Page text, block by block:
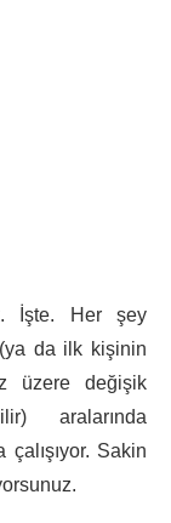
İşte. Her şey
da ilk kişinin
üzere değişik
aralarında
Sakin